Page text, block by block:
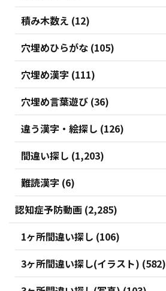
積み木数え (12)
穴埋めひらがな (105)
穴埋め漢字 (111)
穴埋め言葉遊び (36)
違う漢字・絵探し (126)
間違い探し (1,203)
難読漢字 (6)
認知症予防動画 (2,285)
1ヶ所間違い探し (106)
3ヶ所間違い探し(イラスト) (582)